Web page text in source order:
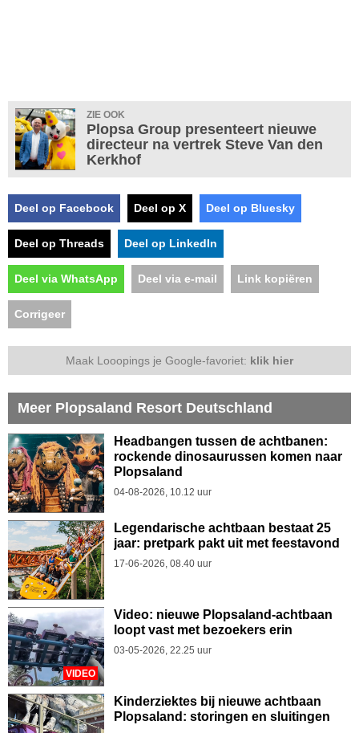
ZIE OOK
Plopsa Group presenteert nieuwe
directeur na vertrek Steve Van den
Kerkhof
Deel op Facebook Deel op X Deel op Bluesky
Deel op Threads Deel op LinkedIn
Deel via WhatsApp Deel via e-mail Link kopiëren
Corrigeer
Maak Looopings je Google-favoriet: klik hier
Meer Plopsaland Resort Deutschland
Headbangen tussen de achtbanen:
rockende dinosaurussen komen naar
Plopsaland
04-08-2026, 10.12 uur
Legendarische achtbaan bestaat 25
jaar: pretpark pakt uit met feestavond
17-06-2026, 08.40 uur
VIDEO
Video: nieuwe Plopsaland-achtbaan
loopt vast met bezoekers erin
03-05-2026, 22.25 uur
Kinderziektes bij nieuwe achtbaan
Plopsaland: storingen en sluitingen